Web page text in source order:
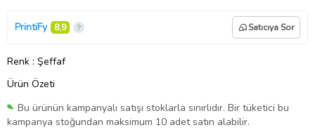
PrintiFy 8,9 Satıcıya Sor
Renk : Şeffaf
Ürün Özeti
Bu ürünün kampanyalı satışı stoklarla sınırlıdır. Bir tüketici bu
kampanya stoğundan maksimum 10 adet satın alabilir.